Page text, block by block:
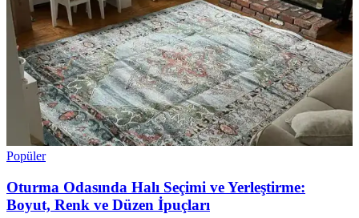
Popüler
Oturma Odasında Halı Seçimi ve Yerleştirme:
Boyut, Renk ve Düzen İpuçları